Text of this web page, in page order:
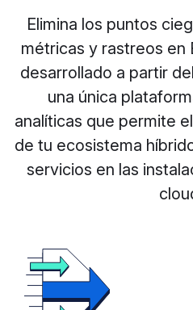
Elimina los puntos
métricas y rastreos en
desarrollado a partir
una única
analíticas que permite
de tu ecosistema
servicios en las